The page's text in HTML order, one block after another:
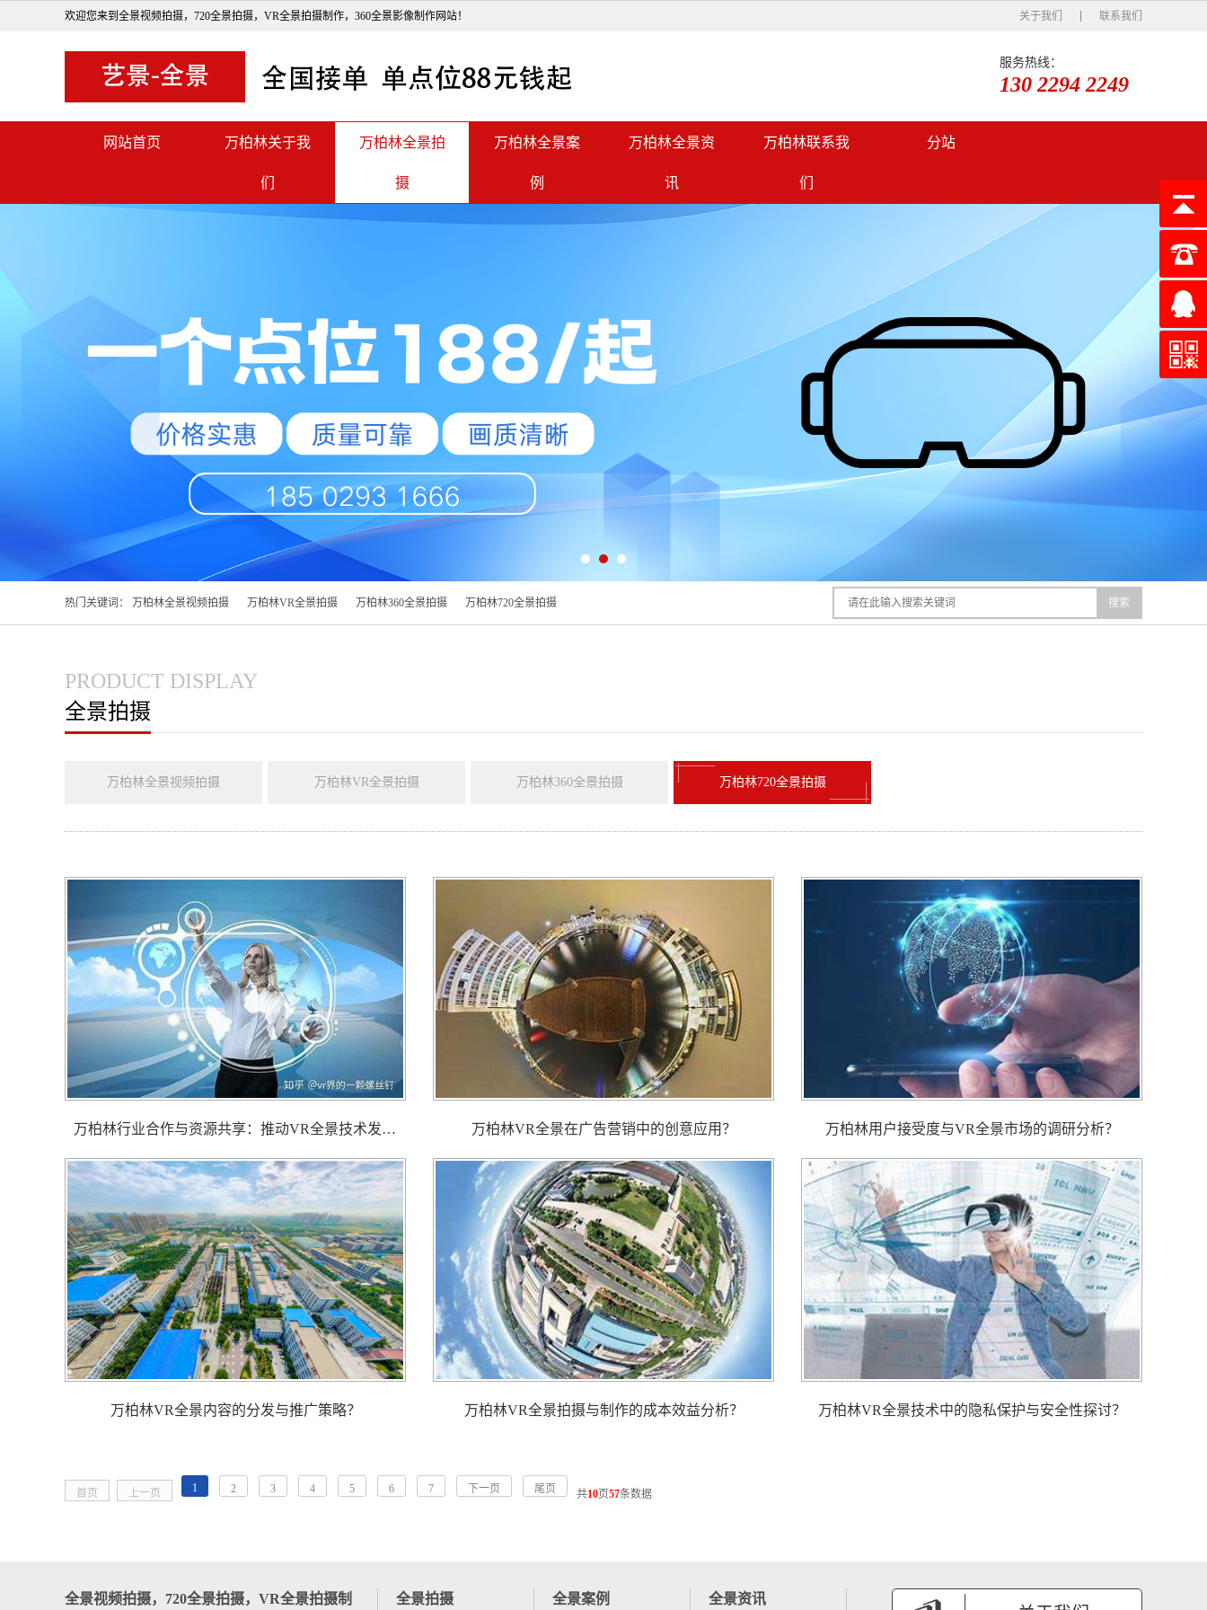
欢迎您来到全景视频拍摄，720全景拍摄，VR全景拍摄制作，360全景影像制作网站！ 关于我们 联系我们
服务热线：
130 2294 2249
网站首页 万柏林关于我
们
万柏林全景拍
摄
万柏林全景案
例
万柏林全景资
讯
万柏林联系我
们
分站
热门关键词： 万柏林全景视频拍摄 万柏林VR全景拍摄 万柏林360全景拍摄 万柏林720全景拍摄 搜索
PRODUCT DISPLAY
全景拍摄
万柏林全景视频拍摄 万柏林VR全景拍摄 万柏林360全景拍摄 万柏林720全景拍摄
万柏林行业合作与资源共享：推动VR全景技术发展？ 万柏林VR全景在广告营销中的创意应用？ 万柏林用户接受度与VR全景市场的调研分析？
万柏林VR全景内容的分发与推广策略？ 万柏林VR全景拍摄与制作的成本效益分析？ 万柏林VR全景技术中的隐私保护与安全性探讨？
首页 上一页 1 2 3 4 5 6 7 下一页 尾页 共10页57条数据
全景视频拍摄，720全景拍摄，VR全景拍摄制 全景拍摄 全景案例 全景资讯